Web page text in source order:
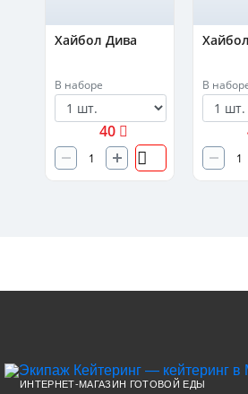
Хайбол Дива
В наборе
40
В
ИНТЕРНЕТ-МАГАЗИН ГОТОВОЙ ЕДЫ